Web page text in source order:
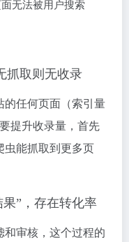
无法被用户搜索
抓取则无收录
的任何页面（索引量
提升收录量，首先
虫能抓取到更多页
”，存在转化率
和审核，这个过程的